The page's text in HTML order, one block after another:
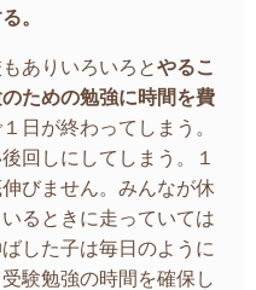
。
ありいろいろとやるこ
ための勉強に時間を費
日が終わってしまう。
回しにしてしまう。１
びません。みんなが休
るときに走っていては
した子は毎日のように
験勉強の時間を確保し